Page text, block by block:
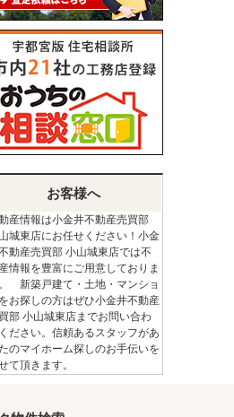
お客様へ
産情報は小金井不動産売買部
城東店にお任せください！小金
動産売買部 小山城東店では不
情報を豊富にご用意しておりま
新築戸建て・土地・マンショ
お探しの方はぜひ小金井不動産
部 小山城東店までお問い合わ
ださい。信頼あるスタッフがあ
のマイホーム探しのお手伝いを
て頂きます。